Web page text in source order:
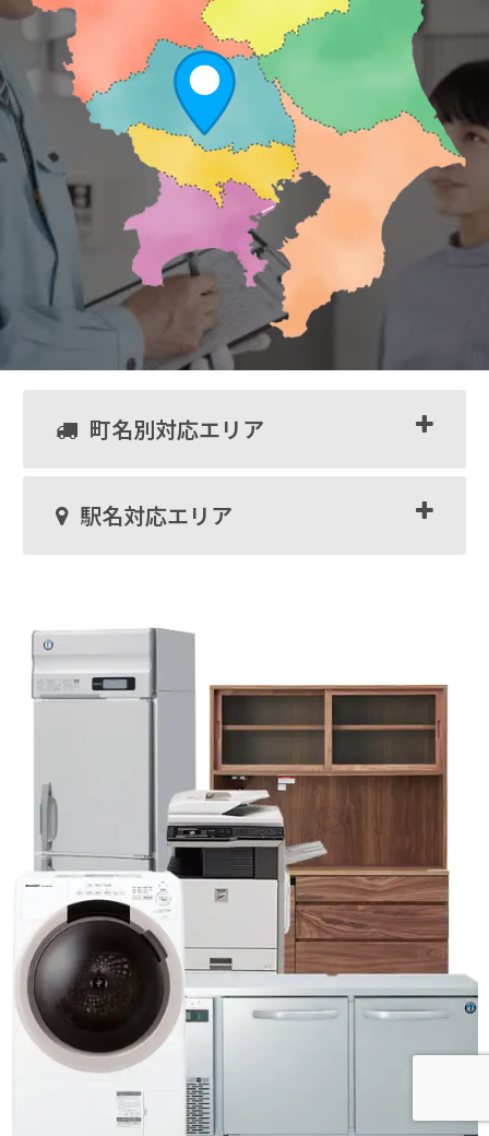
町名別対応エリア
駅名対応エリア